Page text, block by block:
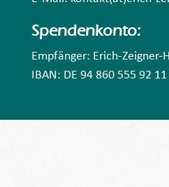
Spendenkonto:
Empfänger: Erich-Zeigner-
IBAN: DE 94 860 555 92